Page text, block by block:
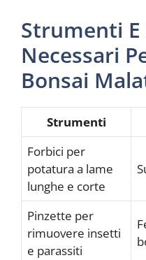
Strumenti
Necessari
Bonsai
Strumenti
Forbici per
potatura a lame
lunghe e corte
Pinzette per
rimuovere insetti
e parassiti